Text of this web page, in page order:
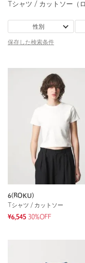
Tシャツ / カットソー（ロ
性別
保存した検索条件
6(ROKU)
Tシャツ / カットソー
¥6,545 30%OFF